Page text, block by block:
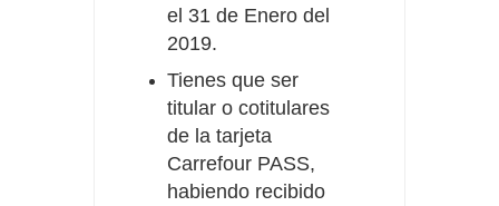
el 31 de Enero del
2019.
Tienes que ser
titular o cotitulares
de la tarjeta
Carrefour PASS,
habiendo recibido